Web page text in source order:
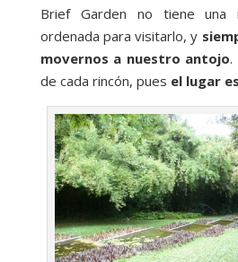
Brief Garden no tiene una
ordenada para visitarlo, y
movernos a nuestro antojo.
de cada rincón, pues el lugar